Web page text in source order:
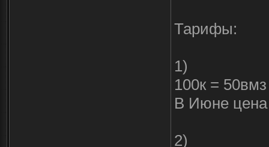
Тарифы:
1)
100к =
В Июне
2)